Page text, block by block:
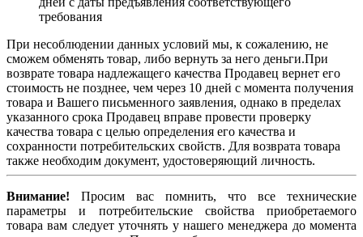
требования
При несоблюдении данных условий мы, к сожалению, не
сможем обменять товар, либо вернуть за него деньги.При
возврате товара надлежащего качества Продавец вернет его
стоимость не позднее, чем через 10 дней с момента получения
товара и Вашего письменного заявления, однако в пределах
указанного срока Продавец вправе провести проверку
качества товара с целью определения его качества и
сохранности потребительских свойств. Для возврата товара
также необходим документ, удостоверяющий личность.
Внимание! Просим вас помнить, что все технические
параметры и потребительские свойства приобретаемого
товара вам следует уточнять у нашего менеджера до момента